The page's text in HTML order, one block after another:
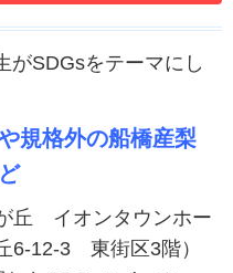
がSDGsをテーマにし
規格外の船橋産梨
丘 イオンタウンホー
6-12-3 東街区3階）